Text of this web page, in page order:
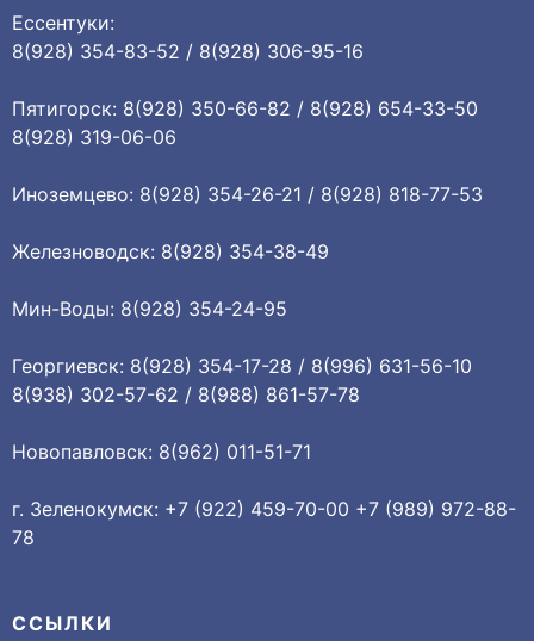
Ессентуки:
8(928) 354-83-52 / 8(928) 306-95-16
Пятигорск: 8(928) 350-66-82 / 8(928) 654-33-50
8(928) 319-06-06
Иноземцево: 8(928) 354-26-21 / 8(928) 818-77-53
Железноводск: 8(928) 354-38-49
Мин-Воды: 8(928) 354-24-95
Георгиевск: 8(928) 354-17-28 / 8(996) 631-56-10
8(938) 302-57-62 / 8(988) 861-57-78
Новопавловск: 8(962) 011-51-71
г. Зеленокумск: +7 (922) 459-70-00 +7 (989) 972-88-
78
ССЫЛКИ